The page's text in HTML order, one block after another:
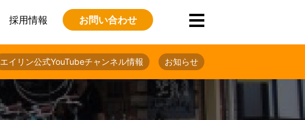
採用情報 お問い合わせ
エイリン公式YouTubeチャンネル情報 お知らせ